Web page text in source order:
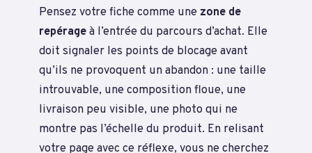
Pensez votre fiche comme une zone de
repérageà l’entrée du parcours d’achat. Elle
doit signaler les points de blocage avant
qu’ils ne provoquent un abandon : une taille
introuvable, une composition floue, une
livraison peu visible, une photo qui ne
montre pas l’échelle du produit. En relisant
votre page avec ce réflexe, vous ne cherchez